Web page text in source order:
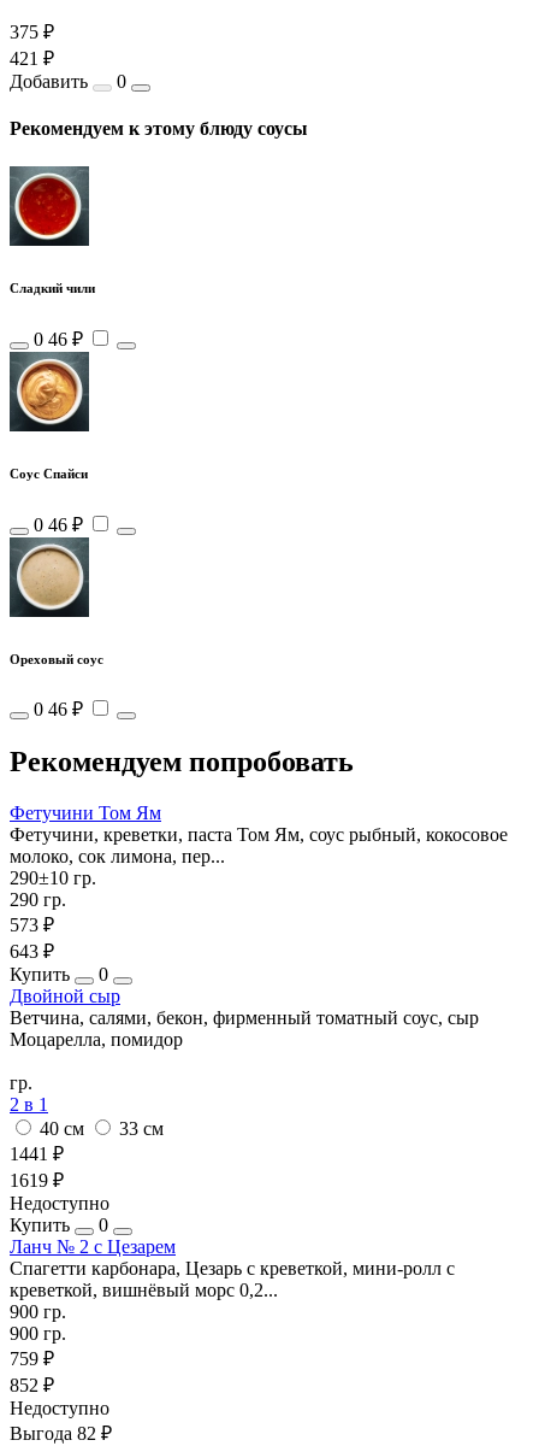
375 ₽
421 ₽
Добавить
0
Рекомендуем к этому блюду соусы
Сладкий чили
0 46 ₽
Соус Спайси
0 46 ₽
Ореховый соус
0 46 ₽
Рекомендуем попробовать
Фетучини Том Ям
Фетучини, креветки, паста Том Ям, соус рыбный, кокосовое
молоко, сок лимона, пер...
290±10 гр.
290 гр.
573 ₽
643 ₽
Купить
0
Двойной сыр
Ветчина, салями, бекон, фирменный томатный соус, сыр
Моцарелла, помидор
гр.
2 в 1
40 см
33 см
1441 ₽
1619 ₽
Недоступно
Купить
0
Ланч № 2 с Цезарем
Спагетти карбонара, Цезарь с креветкой, мини-ролл с
креветкой, вишнёвый морс 0,2...
900 гр.
900 гр.
759 ₽
852 ₽
Недоступно
Выгода 82 ₽